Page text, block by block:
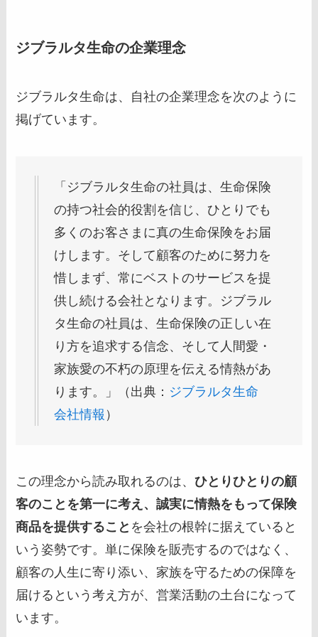
ジブラルタ生命の企業理念
ジブラルタ生命は、自社の企業理念を次のように
掲げています。
「ジブラルタ生命の社員は、生命保険
の持つ社会的役割を信じ、ひとりでも
多くのお客さまに真の生命保険をお届
けします。そして顧客のために努力を
惜しまず、常にベストのサービスを提
供し続ける会社となります。ジブラル
タ生命の社員は、生命保険の正しい在
り方を追求する信念、そして人間愛・
家族愛の不朽の原理を伝える情熱があ
ります。」（出典： ジブラルタ生命
会社情報 ）
この理念から読み取れるのは、ひとりひとりの顧
客のことを第一に考え、誠実に情熱をもって保険
商品を提供すること を会社の根幹に据えていると
いう姿勢です。単に保険を販売するのではなく、
顧客の人生に寄り添い、家族を守るための保障を
届けるという考え方が、営業活動の土台になって
います。